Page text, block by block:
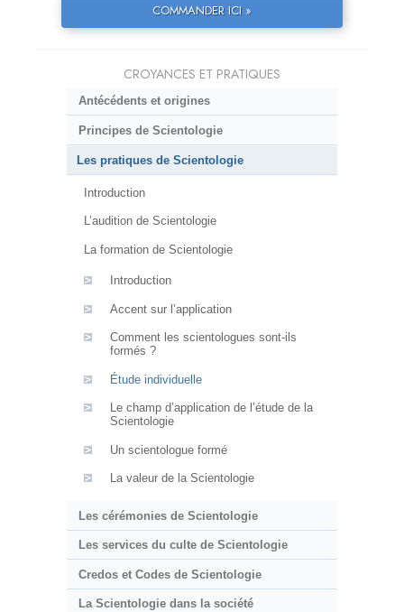
COMMANDER ICI »
CROYANCES ET PRATIQUES
Antécédents et origines
Principes de Scientologie
Les pratiques de Scientologie
Introduction
L’audition de Scientologie
La formation de Scientologie
Introduction
Accent sur l’application
Comment les scientologues sont-ils
formés ?
Étude individuelle
Le champ d’application de l’étude de la
Scientologie
Un scientologue formé
La valeur de la Scientologie
Les cérémonies de Scientologie
Les services du culte de Scientologie
Credos et Codes de Scientologie
La Scientologie dans la société